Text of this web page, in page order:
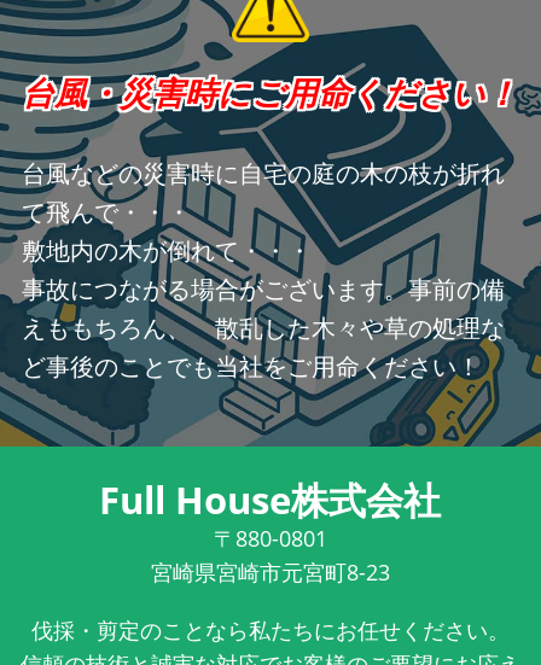
台風・災害時にご用命ください！
台風などの災害時に自宅の庭の木の枝が折れ
て飛んで・・・
敷地内の木が倒れて・・・
事故につながる場合がございます。事前の備
えももちろん、 散乱した木々や草の処理な
ど事後のことでも当社をご用命ください！
Full House株式会社
〒880-0801
宮崎県宮崎市元宮町8-23
伐採・剪定のことなら私たちにお任せください。